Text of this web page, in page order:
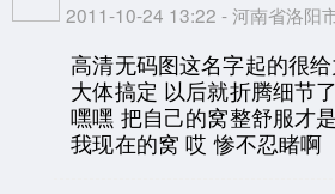
2011-10-24 13:22 - 河南省洛阳
高清无码图这名字起的很
大体搞定 以后就折腾细节了
嘿嘿 把自己的窝整舒服才
我现在的窝 哎 惨不忍睹啊